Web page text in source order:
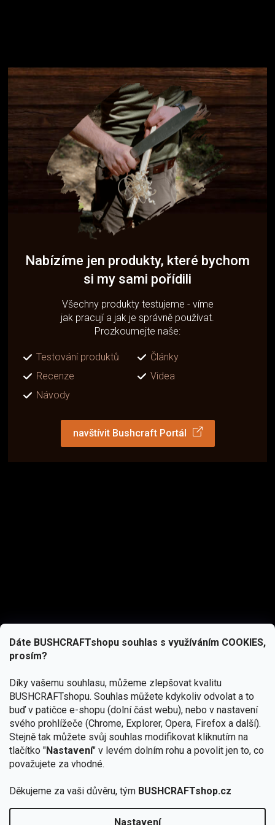
Dáte BUSHCRAFTshopu souhlas s využíváním COOKIES,
prosím?
Díky vašemu souhlasu, můžeme zlepšovat kvalitu
BUSHCRAFTshopu. Souhlas můžete kdykoliv odvolat a to
buď v patičce e-shopu (dolní část webu), nebo v nastavení
svého prohlížeče (Chrome, Explorer, Opera, Firefox a další).
Stejně tak můžete svůj souhlas modifikovat kliknutím na
tlačítko "Nastavení" v levém dolním rohu a povolit jen to, co
považujete za vhodné.
Děkujeme za vaši důvěru, tým BUSHCRAFTshop.cz
Nastavení
Nabízíme jen produkty, které bychom
si my sami pořídili
Všechny produkty testujeme - víme
jak pracují a jak je správně používat.
Prozkoumejte naše:
Testování produktů
Články
Recenze
Videa
Návody
navštívit Bushcraft Portál
podmínkami ochrany osobních údajů